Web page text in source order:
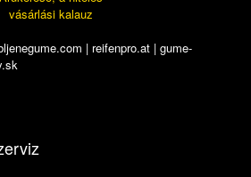
vásárlási kalauz
| reifenpro.at | gume-